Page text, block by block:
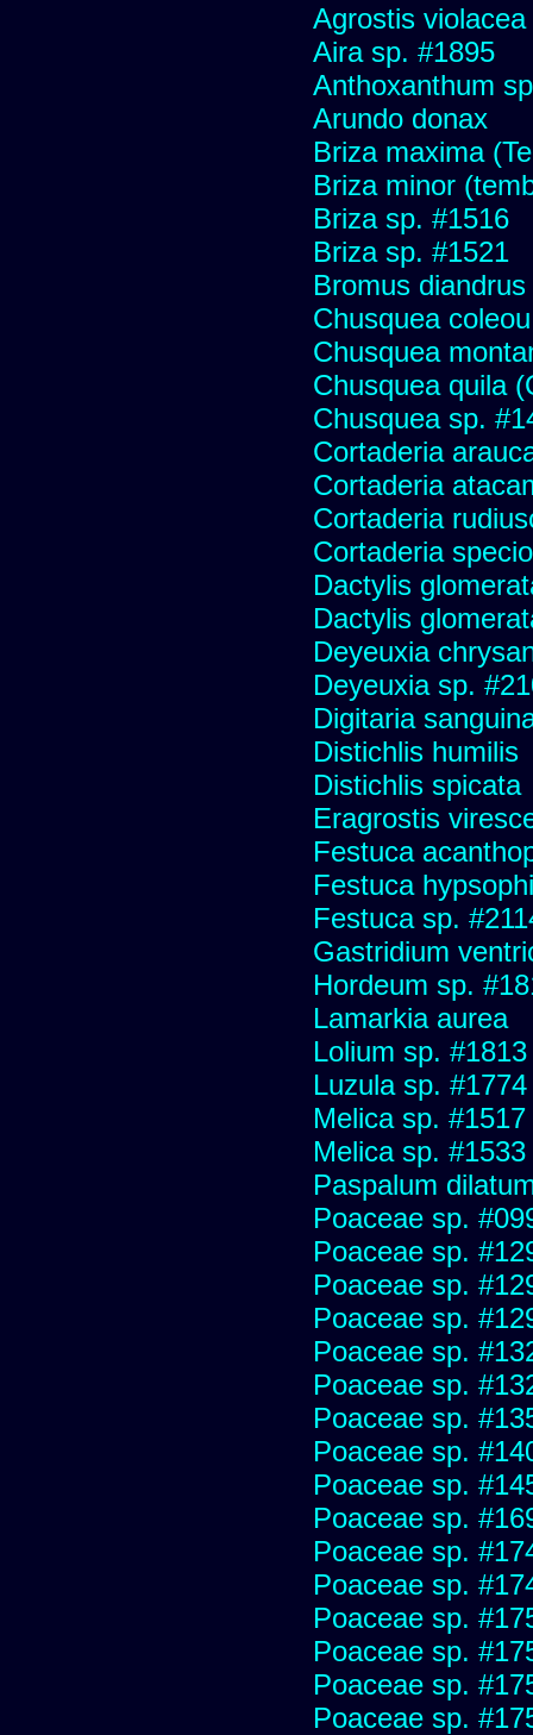
Agrostis violacea
Aira sp. #1895
Anthoxanthum
Arundo donax
Briza maxima
Briza minor
Briza sp. #1516
Briza sp. #1521
Bromus diandrus
Chusquea
Chusquea
Chusquea quila
Chusquea sp.
Cortaderia
Cortaderia
Cortaderia
Cortaderia
Dactylis
Dactylis
Deyeuxia
Deyeuxia sp.
Digitaria
Distichlis humilis
Distichlis spicata
Eragrostis
Festuca
Festuca
Festuca sp.
Gastridium
Hordeum sp.
Lamarkia aurea
Lolium sp. #1813
Luzula sp. #1774
Melica sp. #1517
Melica sp. #1533
Paspalum
Poaceae sp.
Poaceae sp.
Poaceae sp.
Poaceae sp.
Poaceae sp.
Poaceae sp.
Poaceae sp.
Poaceae sp.
Poaceae sp.
Poaceae sp.
Poaceae sp.
Poaceae sp.
Poaceae sp.
Poaceae sp.
Poaceae sp.
Poaceae sp.